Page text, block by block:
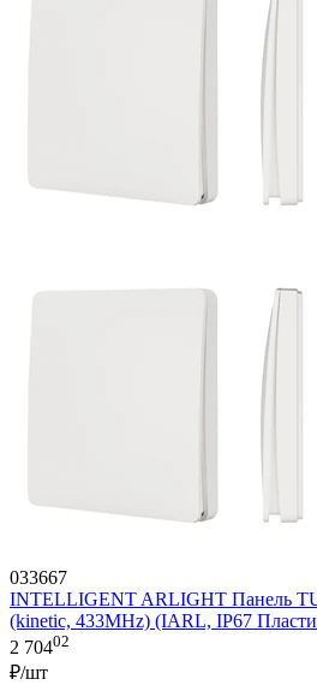
033667
INTELLIGENT ARLIGHT Панель
(kinetic, 433MHz) (IARL, IP67
2 70402
₽/шт